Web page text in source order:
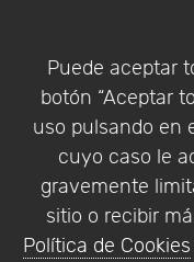
Puede aceptar
botón “Aceptar
uso pulsando en
cuyo caso le
gravemente
sitio o recibir
Política de Cookies
Empresa|Aviso
© Copyright